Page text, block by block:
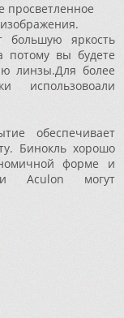
просветленное
большую яркость
потому вы будете
линзы.Для более
использовоали
обеспечивает
Бинокль хорошо
форме и
Aculon могут